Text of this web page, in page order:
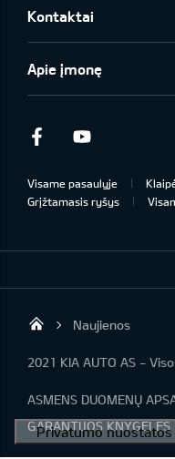
Kontaktai
Apie įmonę
Facebook
Visame pasaulyje
Grįžtamasis ryšys
Klaipėdos
Naujienos
2021 KIA AUTO AS -
ASMENS DUOMENŲ
GARANTIJOS KNYGELĖS